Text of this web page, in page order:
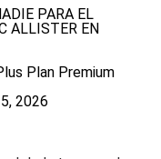
PARA EL
ALLISTER EN
Plan Premium
2026